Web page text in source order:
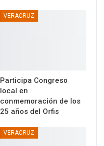
VERACRUZ
Participa Congreso
local en
conmemoración de los
25 años del Orfis
VERACRUZ